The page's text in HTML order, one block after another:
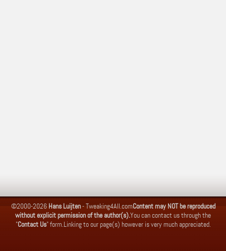
©2000-2026 Hans Luijten-Tweaking4All.comContent may NOT be reproduced
without explicit permission of the author(s).You can contact us through the
"Contact Us" form.Linking to our page(s) however is very much appreciated.